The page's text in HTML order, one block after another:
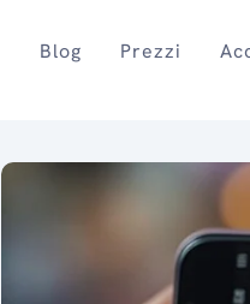
Blog Prezzi